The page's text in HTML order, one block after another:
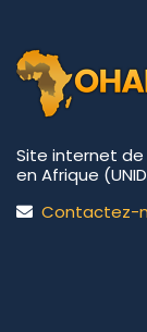
Site internet de
en Afrique
Contactez-